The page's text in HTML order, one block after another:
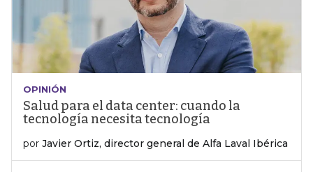
OPINIÓN
Salud para el data center: cuando la
tecnología necesita tecnología
por Javier Ortiz, director general de Alfa Laval Ibérica